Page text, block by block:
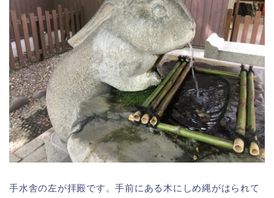
手水舎の左が拝殿です。手前にある木にしめ縄がはられて